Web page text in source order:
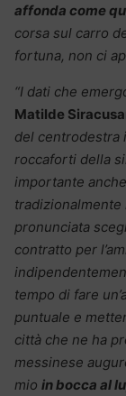
affonda come
corsa sul carro
fortuna, non ci
“I dati che
Matilde
del centrodestra
roccaforti della
importante
tradizionalmente
pronunciata
contratto per
tempo di fare
puntuale e
città che ne ha
messinese
mio in bocca al